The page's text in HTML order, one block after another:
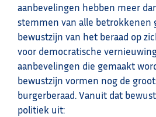
aanbevelingen hebben meer
stemmen van alle betrokkenen
bewustzijn van het beraad op
voor democratische
aanbevelingen die gemaakt
bewustzijn vormen nog de
burgerberaad. Vanuit dat
politiek uit: